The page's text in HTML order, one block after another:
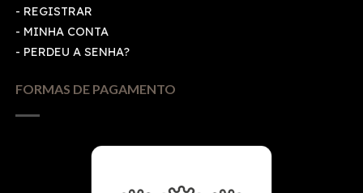
- REGISTRAR
- MINHA CONTA
- PERDEU A SENHA?
FORMAS DE PAGAMENTO